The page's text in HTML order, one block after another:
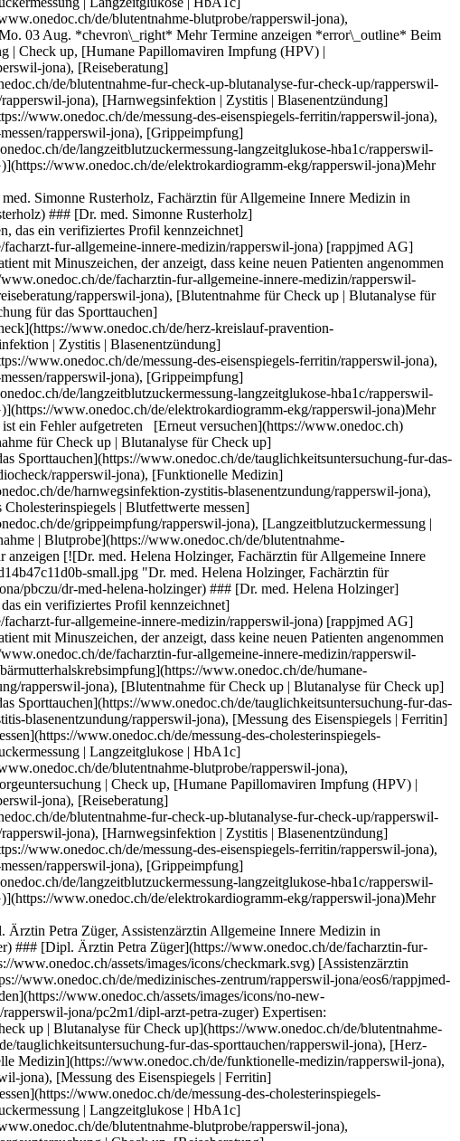
rapperswil-jona), [Schwangerschaftsultraschall](https://www.onedoc.ch/de/schwangerschaftsultraschall/rapperswil-jona)Mehr anzeigen [![Dr. med. Andreas Bickel, Facharzt für Allgemeine Innere Medizin in Rapperswil-Jona](https://assets.onedoc.ch/images/users/a43d7ddf453e30513c8078f30fb4bfb581a0ccd1e8cf63c6a7c430e3feb3dcf8-small.jpg "Dr. med. Andreas Bickel, Facharzt für Allgemeine Innere Medizin in Rapperswil-Jona")](https://www.onedoc.ch/de/facharzt-fur-allgemeine-innere-medizin/rapperswil-jona/pbrr7/dr-med-andreas-bickel) ### [Dr. med. Andreas Bickel](https://www.onedoc.ch/de/facharzt-fur-allgemeine-innere-medizin/rapperswil-jona/pbrr7/dr-med-andreas-bickel) ![Abzeichen, das ein verifiziertes Profil kennzeichnet](https://www.onedoc.ch/assets/images/icons/checkmark.svg) [Facharzt für Allgemeine Innere Medizin](https://www.onedoc.ch/de/facharzt-fur-allgemeine-innere-medizin/rapperswil-jona) [rappjmed AG](https://www.onedoc.ch/de/medizinisches-zentrum/rapperswil-jona/eos6/rappjmed-ag) Allmeindstrasse 5 8645 Rapperswil-Jona ![Patient mit Minuszeichen, der anzeigt, dass keine neuen Patienten angenommen werden](https://www.onedoc.ch/assets/images/icons/no-new-patients.svg)Akzeptiert keine neuen Patienten [Termin buchen](https://www.onedoc.ch/de/facharzt-fur-allgemeine-innere-medizin/rapperswil-jona/pbrr7/dr-med-andreas-bickel) Expertisen: Vorsorgeuntersuchung | Check up, [Humane Papillomaviren Impfung (HPV) | Gebärmutterhalskrebsimpfung](https://www.onedoc.ch/de/humane-papillomaviren-impfung-hpv-gebarmutterhalskrebsimpfung/rapperswil-jona), [Reiseberatung](https://www.onedoc.ch/de/reiseberatung/rapperswil-jona), [Blutentnahme für Check up | Blutanalyse für Check up](https://www.onedoc.ch/de/blutentnahme-fur-check-up-blutanalyse-fur-check-up/rapperswil-jona), [Tauglichkeitsuntersuchung für das Sporttauchen](https://www.onedoc.ch/de/tauglichkeitsuntersuchung-fur-das-sporttauchen/rapperswil-jona), [Herz-Kreislauf-Prävention | CardioCheck](https://www.onedoc.ch/de/herz-kreislauf-pravention-cardiocheck/rapperswil-jona), [Funktionelle Medizin](https://www.onedoc.ch/de/funktionelle-medizin/rapperswil-jona), [Harnwegsinfektion | Zystitis | Blasenentzündung](https://www.onedoc.ch/de/harnwegsinfektion-zystitis-blasenentzundung/rapperswil-jona), [Messung des Eisenspiegels | Ferritin](https://www.onedoc.ch/de/messung-des-eisenspiegels-ferritin/rapperswil-jona), [Messung des Cholesterinspiegels | Blutfettwerte messen](https://www.onedoc.ch/de/messung-des-cholesterinspiegels-blutfettwerte-messen/rapperswil-jona), [Grippeimpfung](https://www.onedoc.ch/de/grippeimpfung/rapperswil-jona), [Langzeitblutzuckermessung | Langzeitglukose | HbA1c](https://www.onedoc.ch/de/langzeitblutzuckermessung-langzeitglukose-hba1c/rapperswil-jona), [Blutentnahme | Blutprobe](https://www.onedoc.ch/de/blutentnahme-blutprobe/rapperswil-jona), [Elektrokardiogramm (EKG)](https://www.onedoc.ch/de/elektrokardiogramm-ekg/r